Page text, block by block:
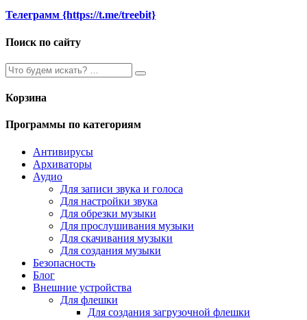
Телеграмм {https://t.me/treebit}
Поиск по сайту
Корзина
Программы по категориям
Антивирусы
Архиваторы
Аудио
Для записи звука и голоса
Для настройки звука
Для обрезки музыки
Для прослушивания музыки
Для скачивания музыки
Для создания музыки
Безопасность
Блог
Внешние устройства
Для флешки
Для создания загрузочной флешки